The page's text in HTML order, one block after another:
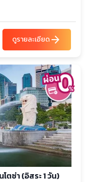
ดูรายละเอียดarrow_forward
ตซ่า (อิสระ 1 วัน)